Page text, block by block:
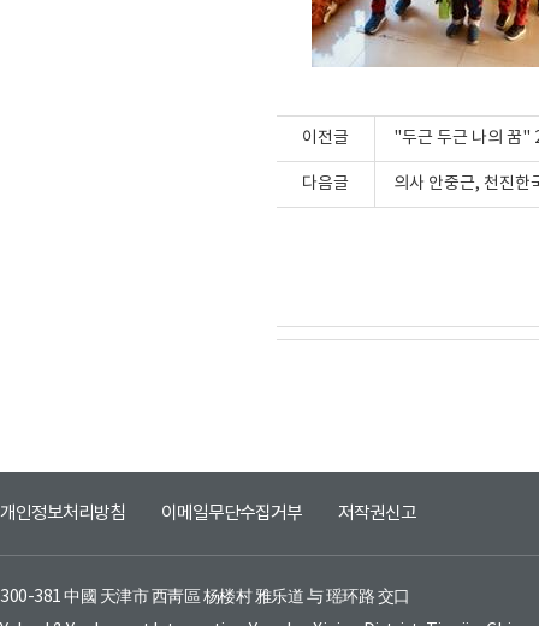
이전글 "두근 두근 나의 꿈"
다음글 의사 안중근, 천진한
개인정보처리방침 이메일무단수집거부 저작권신고
300-381 中國 天津市 西靑區 杨楼村 雅乐道 与 瑶环路 交口